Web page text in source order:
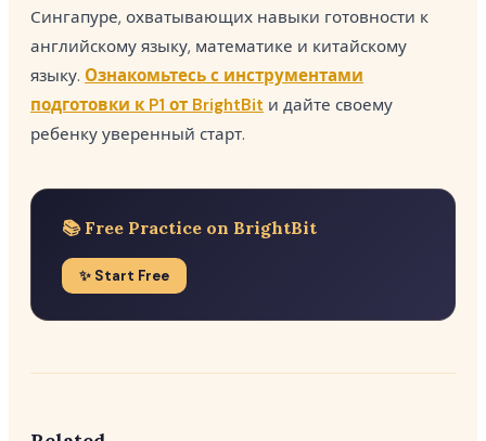
Сингапуре, охватывающих навыки готовности к
английскому языку, математике и китайскому
языку. Ознакомьтесь с инструментами
подготовки к P1 от BrightBit и дайте своему
ребенку уверенный старт.
📚 Free Practice on BrightBit
✨ Start Free